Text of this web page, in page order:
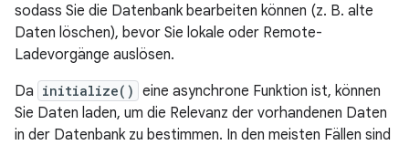
sodass Sie die Datenbank bearbeiten können (z. B. alte
Daten löschen), bevor Sie lokale oder Remote-
Ladevorgänge auslösen.
Da initialize() eine asynchrone Funktion ist, können
Sie Daten laden, um die Relevanz der vorhandenen Daten
in der Datenbank zu bestimmen. In den meisten Fällen sind